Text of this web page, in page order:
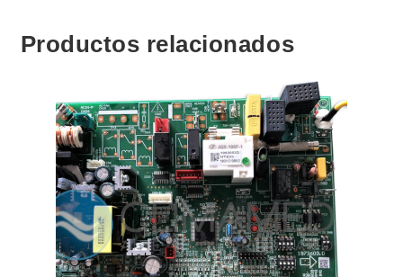
Productos relacionados